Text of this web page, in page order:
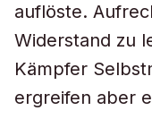
auflöste.
Widerstand zu
Kämpfer
ergreifen aber